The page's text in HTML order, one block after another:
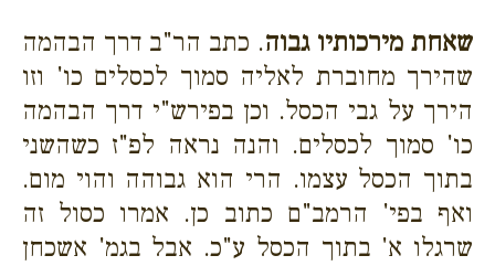
שאחת מירכותיו גבוה. כתב הר"ב דרך הבהמה
שהירך מחוברת לאליה סמוך לכסלים כו' וזו
הירך על גבי הכסל. וכן בפירש"י דרך הבהמה
כו' סמוך לכסלים. והנה נראה לפ"ז כשהשני
בתוך הכסל עצמו. הרי הוא גבוהה והוי מום.
ואף בפי' הרמב"ם כתוב כן. אמרו כסול זה
שרגלו א' בתוך הכסל ע"כ. אבל בגמ' אשכחן